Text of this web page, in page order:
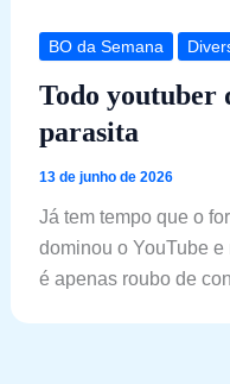
BO da Semana
Todo youtuber
parasita
13 de junho de 2026
Já tem tempo que o
dominou o YouTube
é apenas roubo de